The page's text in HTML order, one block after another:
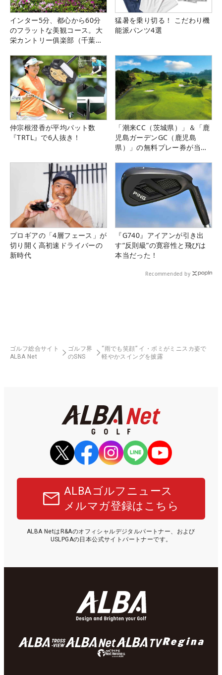
インター5分、都心から60分
のフラットな美観コース。大
栄カントリー俱楽部（千葉
猛暑を乗り切る！ こだわり機
能派パンツ4選
仲宗根澄香が平均パット数
『TRTL』で6人抜き！
「潮来CC（茨城県）」＆「鹿
児島ガーデンGC（鹿児島
県）」の無料プレー券が当た
プロギアの「4層フェース」が
切り開く高初速ドライバーの
新時代
『G740』アイアンが引き出
す“反則級”の寛容性と飛びは
本当だった！
Recommended by
ゴルフ総合サイト
ALBA Net
ゴルフ界
のSNS
“雨でも笑顔” イ・ボミがミニスカ姿で
軽やかスイングを披露
ALBAゴルフニュース
メルマガ登録はこちら
ALBA NetはR&Aのオフィシャルデジタルパートナー、および
USLPGAの日本公式サイトパートナーです。